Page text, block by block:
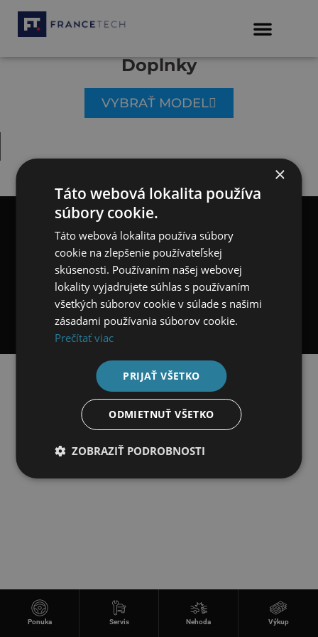
Doplnky
VYBRAŤ MODEL
Ponuka Servis Nehoda Výkup
Vozidlá skladom
Požičovňa
Financovanie
Eurorepar
E-shop
Kontakt
Neváhajte nás kontaktovať
Bratislava
Nitra
Košice
+421 2 212 907 77
+421 37 693 36 11
+421 55 783 66 66
© 2022 FRANCE-TECH Košice s.r.o. All rights reserved.
×
Táto webová lokalita používa
súbory cookie.
Táto webová lokalita používa súbory
cookie na zlepšenie používateľskej
skúsenosti. Používaním našej webovej
lokality vyjadrujete súhlas s používaním
všetkých súborov cookie v súlade s našimi
zásadami používania súborov cookie.
Prečítať viac
PRIJAŤ VŠETKO
ODMIETNUŤ VŠETKO
ZOBRAZIŤ PODROBNOSTI